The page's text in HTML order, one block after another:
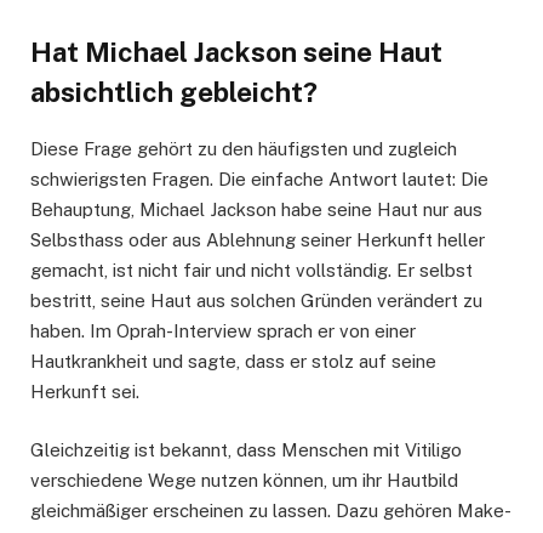
Hat Michael Jackson seine Haut
absichtlich gebleicht?
Diese Frage gehört zu den häufigsten und zugleich
schwierigsten Fragen. Die einfache Antwort lautet: Die
Behauptung, Michael Jackson habe seine Haut nur aus
Selbsthass oder aus Ablehnung seiner Herkunft heller
gemacht, ist nicht fair und nicht vollständig. Er selbst
bestritt, seine Haut aus solchen Gründen verändert zu
haben. Im Oprah-Interview sprach er von einer
Hautkrankheit und sagte, dass er stolz auf seine
Herkunft sei.
Gleichzeitig ist bekannt, dass Menschen mit Vitiligo
verschiedene Wege nutzen können, um ihr Hautbild
gleichmäßiger erscheinen zu lassen. Dazu gehören Make-